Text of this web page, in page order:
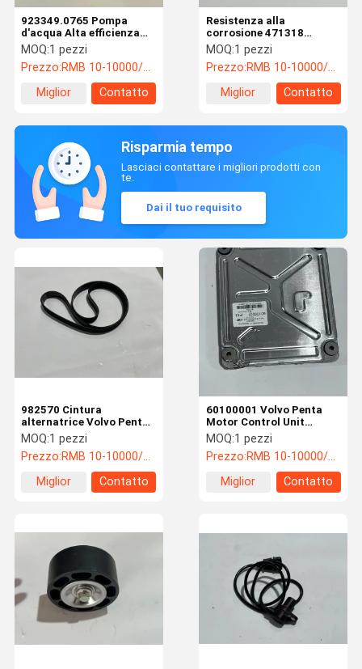
923349.0765 Pompa
d'acqua Alta efficienza
Penta Ricambi per
applicazioni versatili
MOQ:1 pezzi
Prezzo:RMB 10-10000/PC
Miglior
Contatto
Resistenza alla
corrosione 471318
Primavera Penta Ricambi
Elastici OEM
MOQ:1 pezzi
Prezzo:RMB 10-10000/PC
Miglior
Contatto
Risparmia tempo
Lasciaci contattare i migliori prodotti con
te.
Dai il tuo requisito
60100001 Volvo Penta
Motor Control Unit
Efficienza energetica
avanzata
MOQ:1 pezzi
Prezzo:RMB 10-10000/PC
Miglior
Contatto
982570 Cintura
alternatrice Volvo Penta
di sicurezza con facile
installazione
MOQ:1 pezzi
Prezzo:RMB 10-10000/PC
Miglior
Contatto